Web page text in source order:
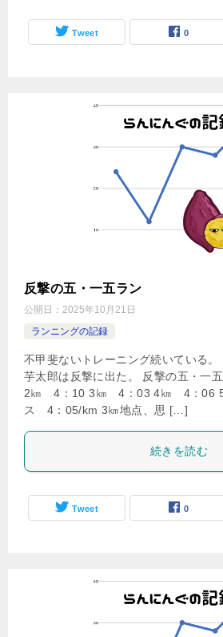
Tweet 0
反撃の五・一五ラン
公開日： 2025年10月21日
ランニングの記録
不甲斐ないトレーニング続いている。
芋太郎は反撃に出た。 反撃の五・一
2㎞ 4：10 3㎞ 4：03 4㎞ 4：06
ス 4：05/km 3㎞地点、思 […]
続きを読む
Tweet 0